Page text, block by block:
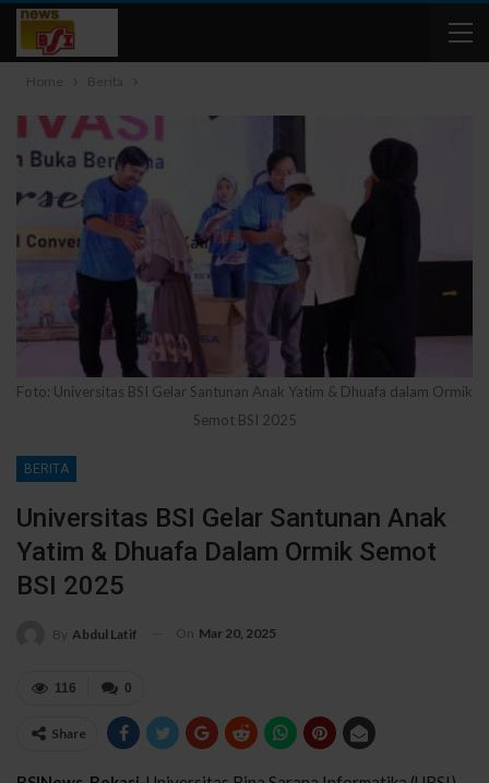
Home Berita
Foto: Universitas BSI Gelar Santunan Anak Yatim & Dhuafa dalam Ormik
Semot BSI 2025
BERITA
Universitas BSI Gelar Santunan Anak
Yatim & Dhuafa Dalam Ormik Semot
BSI 2025
By Abdul Latif On Mar 20, 2025
0
116
Share